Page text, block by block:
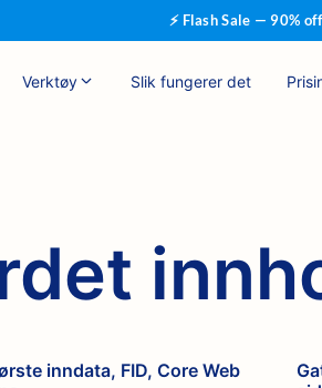
⚡ Flash Sale — 90%
Verktøy Slik fungerer det
inndata, FID, Core Web